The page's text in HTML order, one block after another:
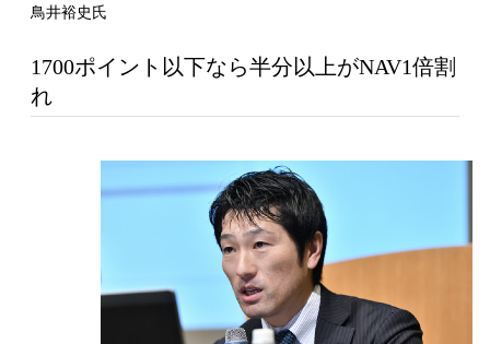
鳥井裕史氏
1700ポイント以下なら半分以上がNAV1倍割
れ